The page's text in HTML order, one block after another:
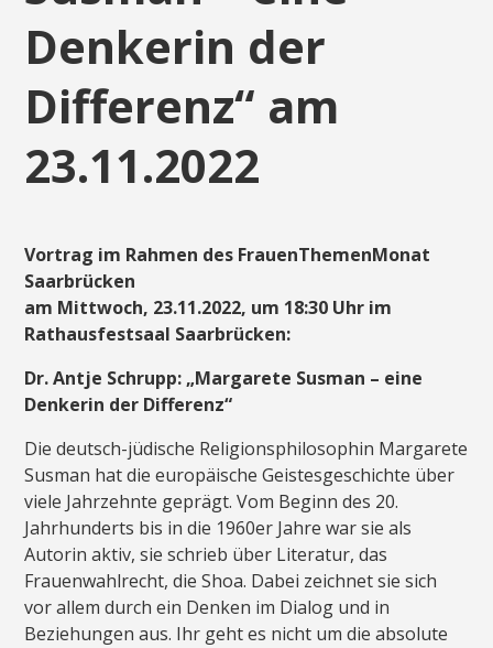
Denkerin der
Differenz“ am
23.11.2022
Vortrag im Rahmen des FrauenThemenMonat
Saarbrücken
am Mittwoch, 23.11.2022, um 18:30 Uhr im
Rathausfestsaal Saarbrücken:
Dr. Antje Schrupp: „Margarete Susman – eine
Denkerin der Differenz“
Die deutsch-jüdische Religionsphilosophin Margarete
Susman hat die europäische Geistesgeschichte über
viele Jahrzehnte geprägt. Vom Beginn des 20.
Jahrhunderts bis in die 1960er Jahre war sie als
Autorin aktiv, sie schrieb über Literatur, das
Frauenwahlrecht, die Shoa. Dabei zeichnet sie sich
vor allem durch ein Denken im Dialog und in
Beziehungen aus. Ihr geht es nicht um die absolute